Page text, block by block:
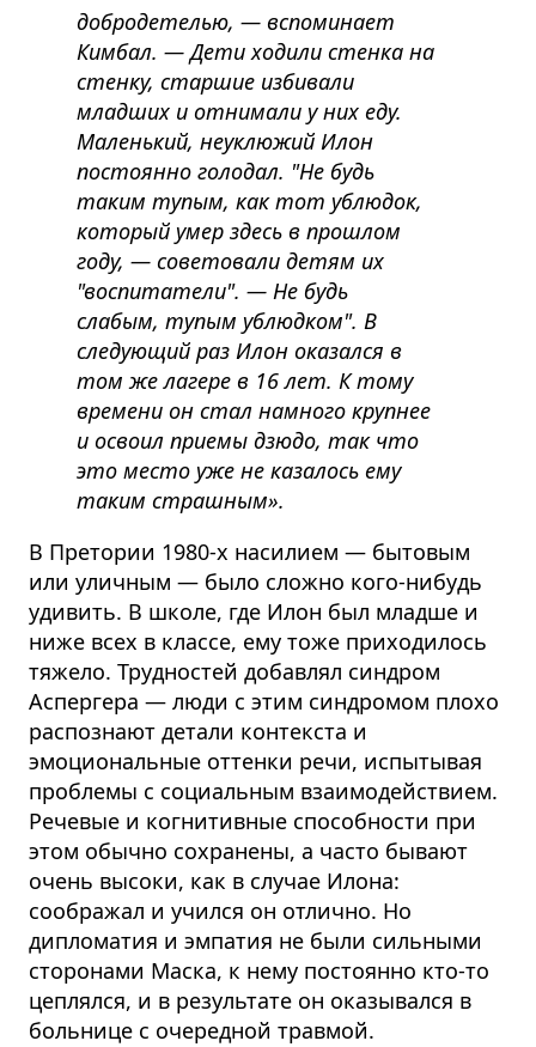
добродетелью, — вспоминает
Кимбал. — Дети ходили стенка на
стенку, старшие избивали
младших и отнимали у них еду.
Маленький, неуклюжий Илон
постоянно голодал. "Не будь
таким тупым, как тот ублюдок,
который умер здесь в прошлом
году, — советовали детям их
"воспитатели". — Не будь
слабым, тупым ублюдком". В
следующий раз Илон оказался в
том же лагере в 16 лет. К тому
времени он стал намного крупнее
и освоил приемы дзюдо, так что
это место уже не казалось ему
таким страшным».
В Претории 1980-х насилием — бытовым
или уличным — было сложно кого-нибудь
удивить. В школе, где Илон был младше и
ниже всех в классе, ему тоже приходилось
тяжело. Трудностей добавлял синдром
Аспергера — люди с этим синдромом плохо
распознают детали контекста и
эмоциональные оттенки речи, испытывая
проблемы с социальным взаимодействием.
Речевые и когнитивные способности при
этом обычно сохранены, а часто бывают
очень высоки, как в случае Илона:
соображал и учился он отлично. Но
дипломатия и эмпатия не были сильными
сторонами Маска, к нему постоянно кто-то
цеплялся, и в результате он оказывался в
больнице с очередной травмой.